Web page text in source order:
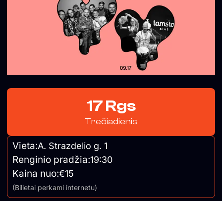
17 Rgs
Trečiadienis
Vieta:A. Strazdelio g. 1
Renginio pradžia:19:30
Kaina nuo:€15
(Bilietai perkami internetu)